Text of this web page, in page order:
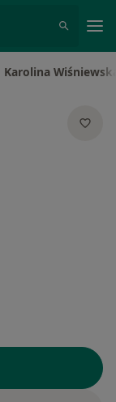
miasto
Karolina